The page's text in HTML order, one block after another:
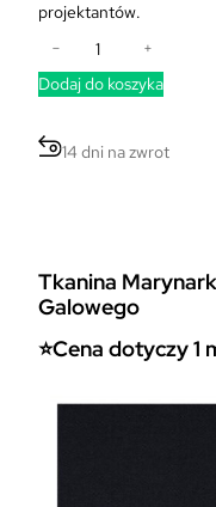
projektantów.
o
ć
T
n
a
W
o
− +
Dodaj do koszyka
14 dni na zwrot
Tkanina
Galowego
⭐Cena dotyczy 1